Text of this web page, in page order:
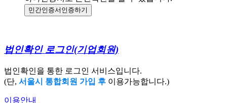
민간인증서 인증하기
법인확인 로그인(기업회원)
법인확인을 통한 로그인 서비스입니다.
(단, 서울시 통합회원 가입 후 이용가능합니다.)
이용안내